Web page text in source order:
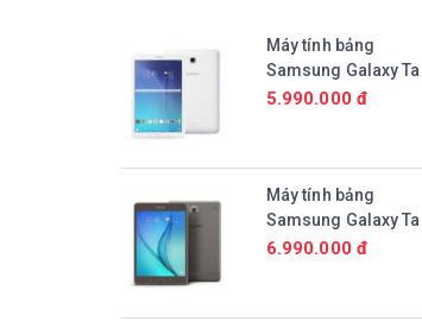
Máy tính bảng
Samsung Galaxy Tab
E 9.6 (SM-T561)
5.990.000 đ
Máy tính bảng
Samsung Galaxy Tab
A 9.7 (SM-P555)
6.990.000 đ